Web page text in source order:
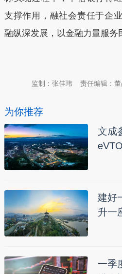
支撑作用，融社会责任于企
融纵深发展，以金融力量服务
责任编辑：
监制：张佳玮
为你推荐
文成
建好
升一
一季